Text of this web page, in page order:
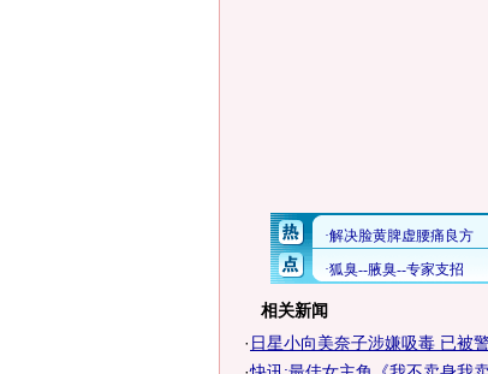
相关新闻
· 日星小向美奈子涉嫌吸毒 已被